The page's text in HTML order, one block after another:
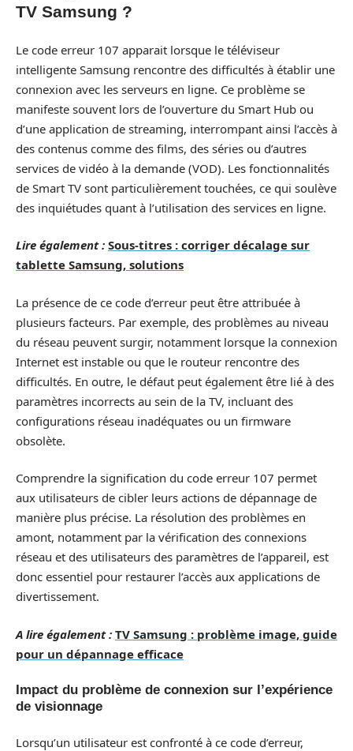
TV Samsung ?
Le code erreur 107 apparait lorsque le téléviseur
intelligente Samsung rencontre des difficultés à établir une
connexion avec les serveurs en ligne. Ce problème se
manifeste souvent lors de l’ouverture du Smart Hub ou
d’une application de streaming, interrompant ainsi l’accès à
des contenus comme des films, des séries ou d’autres
services de vidéo à la demande (VOD). Les fonctionnalités
de Smart TV sont particulièrement touchées, ce qui soulève
des inquiétudes quant à l’utilisation des services en ligne.
Lire également : Sous-titres : corriger décalage sur
tablette Samsung, solutions
La présence de ce code d’erreur peut être attribuée à
plusieurs facteurs. Par exemple, des problèmes au niveau
du réseau peuvent surgir, notamment lorsque la connexion
Internet est instable ou que le routeur rencontre des
difficultés. En outre, le défaut peut également être lié à des
paramètres incorrects au sein de la TV, incluant des
configurations réseau inadéquates ou un firmware
obsolète.
Comprendre la signification du code erreur 107 permet
aux utilisateurs de cibler leurs actions de dépannage de
manière plus précise. La résolution des problèmes en
amont, notamment par la vérification des connexions
réseau et des utilisateurs des paramètres de l’appareil, est
donc essentiel pour restaurer l’accès aux applications de
divertissement.
A lire également : TV Samsung : problème image, guide
pour un dépannage efficace
Impact du problème de connexion sur l’expérience
de visionnage
Lorsqu’un utilisateur est confronté à ce code d’erreur,